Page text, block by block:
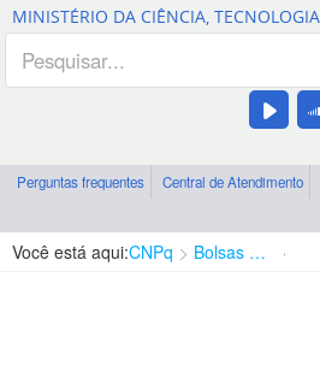
MINISTÉRIO DA CIÊNCIA,
Perguntas frequentes Central de Atendimento
Você está aqui:CNPq Bolsas e Auxílios Vigentes